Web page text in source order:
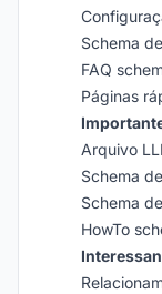
Schema
FAQ
Páginas
Arquivo
Schema
Schema
HowTo